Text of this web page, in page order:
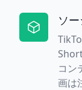
ソ
コン
画は